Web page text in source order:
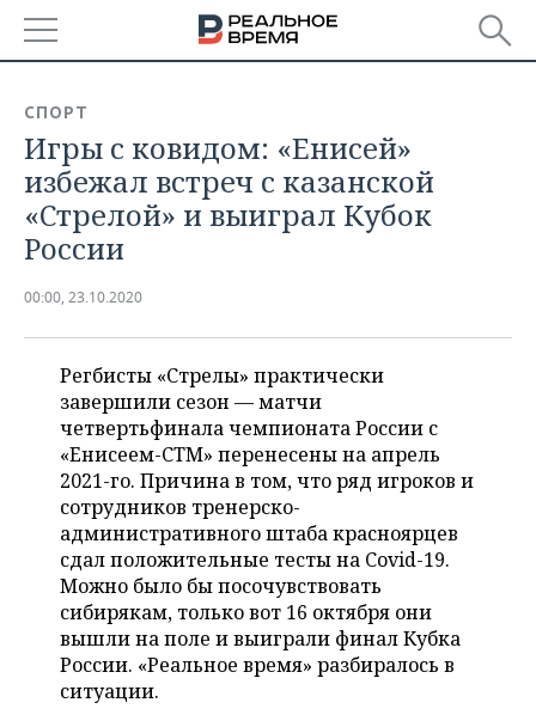
БАШКОРТОСТАН
ТАТАРСТАН
УДМУРТИЯ
НОВОСТИ
АНАЛИТИКА
НОВОСТИ АНАЛИТИКИ
ДЕКЛАРАЦИИ О ДОХОДАХ
ВУЗЫ ТАТАРСТАНА
КОМУ ПРИНАДЛЕЖАТ
ТОРГОВЫЕ ЦЕНТРЫ
ТАТАРСТАНА
ЭКОНОМИКА
НОВОСТИ ЭКОНОМИКИ
БАНКИ
БЮДЖЕТ
ИНВЕСТИЦИИ
ПРОМЫШЛЕННОСТЬ
ПРОМЫШЛЕННОСТИ
АГРОПРОМ
МАШИНОСТРОЕНИЕ
НЕФТЕХИМИЯ
НЕФТЬ
ОПК
ЭНЕРГЕТИКА
НЕДВИЖИМОСТЬ
НОВОСТИ НЕДВИЖИМОСТИ
АВТО
НОВОСТИ АВТО
БИЗНЕС
НОВОСТИ БИЗНЕСА
РОЗНИЧНАЯ ТОРГОВЛЯ
ТРАНСПОРТ
УСЛУГИ
ТЕХНОЛОГИИ
НОВОСТИ ТЕХНОЛОГИЙ
МЕДИА
МЕРОПРИЯТИЯ
НОВОСТИ МЕРОПРИЯТИЙ
ВЫЕЗДНАЯ РЕДАКЦИЯ
СПОРТ
НОВОСТИ СПОРТА
ОБЩЕСТВО
СПОРТ
Игры с ковидом: «Енисей»
избежал встреч с казанской
«Стрелой» и выиграл Кубок
России
00:00, 23.10.2020
Регбисты «Стрелы» практически
завершили сезон — матчи
четвертьфинала чемпионата России с
«Енисеем-СТМ» перенесены на апрель
2021-го. Причина в том, что ряд игроков и
сотрудников тренерско-
административного штаба красноярцев
сдал положительные тесты на Covid-19.
Можно было бы посочувствовать
сибирякам, только вот 16 октября они
вышли на поле и выиграли финал Кубка
России. «Реальное время» разбиралось в
ситуации.